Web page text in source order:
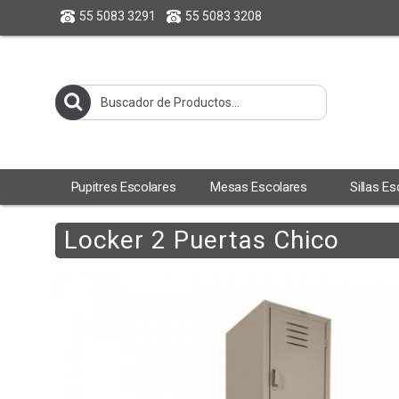
55 5083 3291 55 5083 3208
Pupitres Escolares Mesas Escolares Sillas
Locker 2 Puertas Chico